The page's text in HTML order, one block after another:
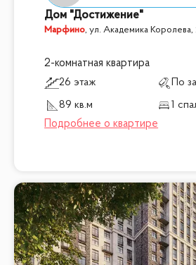
Дом "Достижение"
Марфино,ул. Академика Королева,
2-комнатная квартира
26 этаж
По
89 кв.м
1